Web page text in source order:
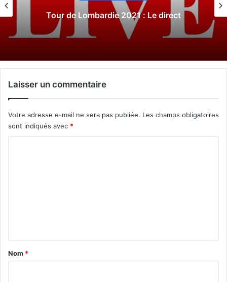
Tour de Lombardie 2021 : Le direct
Laisser un commentaire
Votre adresse e-mail ne sera pas publiée. Les champs obligatoires
sont indiqués avec *
a
Nom *